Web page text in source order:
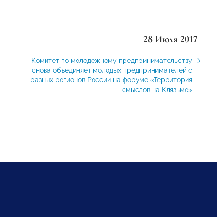
28 Июля 2017
Комитет по молодежному предпринимательству
снова объединяет молодых предпринимателей с
разных регионов России на форуме «Территория
смыслов на Клязьме»